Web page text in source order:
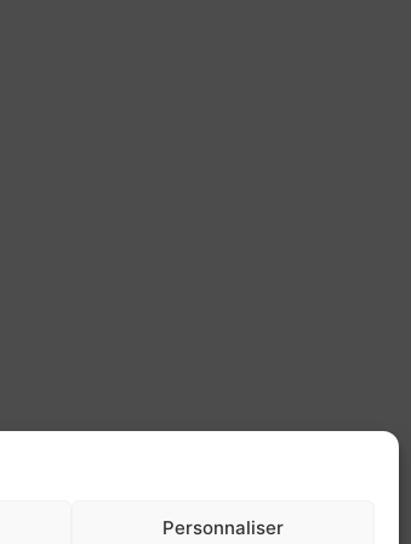
Personnaliser